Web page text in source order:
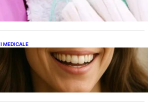
MEDICALE
– Băutura care protejează inima:
recente despre beneficiile
zilnic